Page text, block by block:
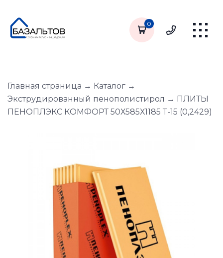
0
Главная страница → Каталог →
Экструдированный пенополистирол → ПЛИТЫ
ПЕНОПЛЭКС КОМФОРТ 50Х585Х1185 Т-15 (0,2429)